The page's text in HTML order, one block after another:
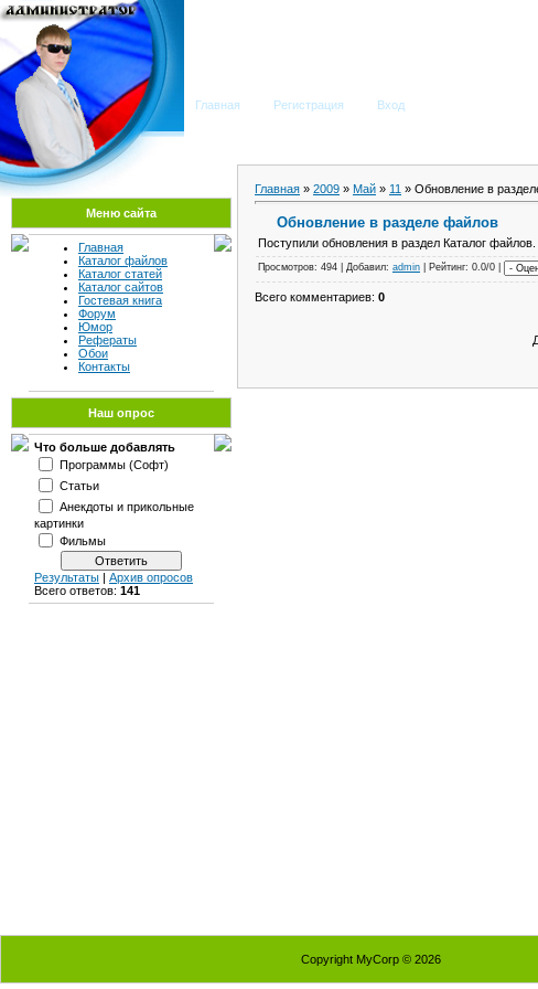
Главная Регистрация Вход
Меню сайта
Главная
Каталог файлов
Каталог статей
Каталог сайтов
Гостевая книга
Форум
Юмор
Рефераты
Обои
Контакты
Наш опрос
Что больше добавлять
Программы (Софт)
Статьи
Анекдоты и прикольные
картинки
Фильмы
Результаты | Архив опросов
Всего ответов: 141
Главная » 2009 » Май » 11 » Обновление в
Обновление в разделе файлов
Поступили обновления в раздел Каталог
Просмотров: 494 | Добавил: admin | Рейтинг: 0.0/0 |
Всего комментариев: 0
Copyright MyCorp © 2026